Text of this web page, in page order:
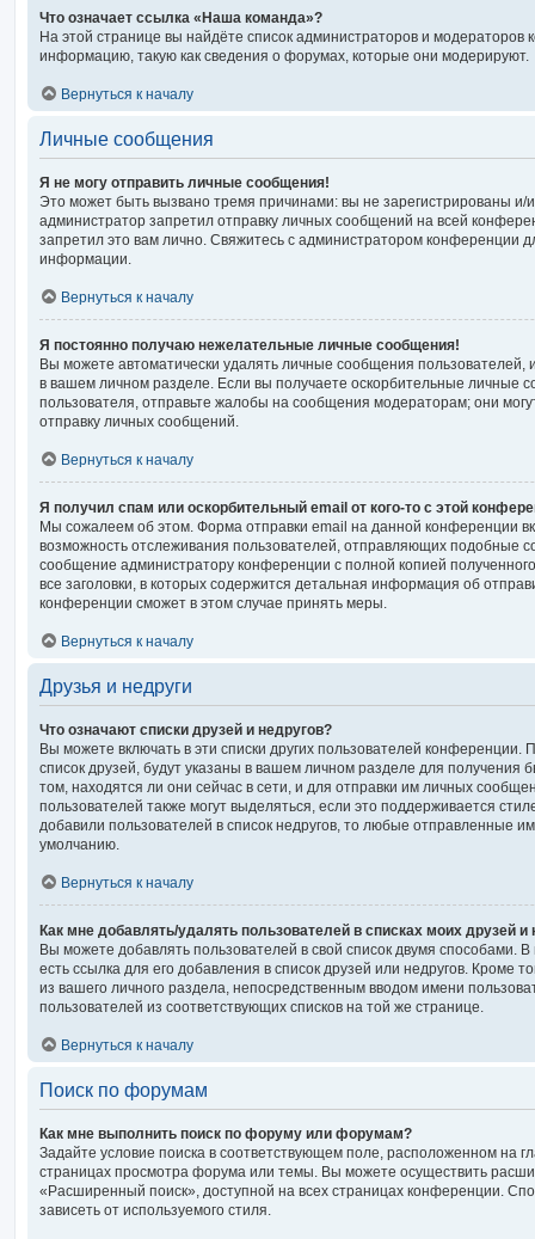
Что означает ссылка «Наша команда»?
На этой странице вы найдёте список администраторов и модераторов
информацию, такую как сведения о форумах, которые они модерируют.
Вернуться к началу
Личные сообщения
Я не могу отправить личные сообщения!
Это может быть вызвано тремя причинами: вы не зарегистрированы
администратор запретил отправку личных сообщений на всей
запретил это вам лично. Свяжитесь с администратором конференции
информации.
Вернуться к началу
Я постоянно получаю нежелательные личные сообщения!
Вы можете автоматически удалять личные сообщения пользователей,
в вашем личном разделе. Если вы получаете оскорбительные личные
пользователя, отправьте жалобы на сообщения модераторам; они
отправку личных сообщений.
Вернуться к началу
Я получил спам или оскорбительный email от кого-то с этой
Мы сожалеем об этом. Форма отправки email на данной конференции
возможность отслеживания пользователей, отправляющих подобные
сообщение администратору конференции с полной копией
все заголовки, в которых содержится детальная информация об
конференции сможет в этом случае принять меры.
Вернуться к началу
Друзья и недруги
Что означают списки друзей и недругов?
Вы можете включать в эти списки других пользователей конференции.
список друзей, будут указаны в вашем личном разделе для получения
том, находятся ли они сейчас в сети, и для отправки им личных
пользователей также могут выделяться, если это поддерживается
добавили пользователей в список недругов, то любые отправленные
умолчанию.
Вернуться к началу
Как мне добавлять/удалять пользователей в списках моих друзей и
Вы можете добавлять пользователей в свой список двумя способами.
есть ссылка для его добавления в список друзей или недругов. Кроме
из вашего личного раздела, непосредственным вводом имени
пользователей из соответствующих списков на той же странице.
Вернуться к началу
Поиск по форумам
Как мне выполнить поиск по форуму или форумам?
Задайте условие поиска в соответствующем поле, расположенном на
страницах просмотра форума или темы. Вы можете осуществить
«Расширенный поиск», доступной на всех страницах конференции.
зависеть от используемого стиля.